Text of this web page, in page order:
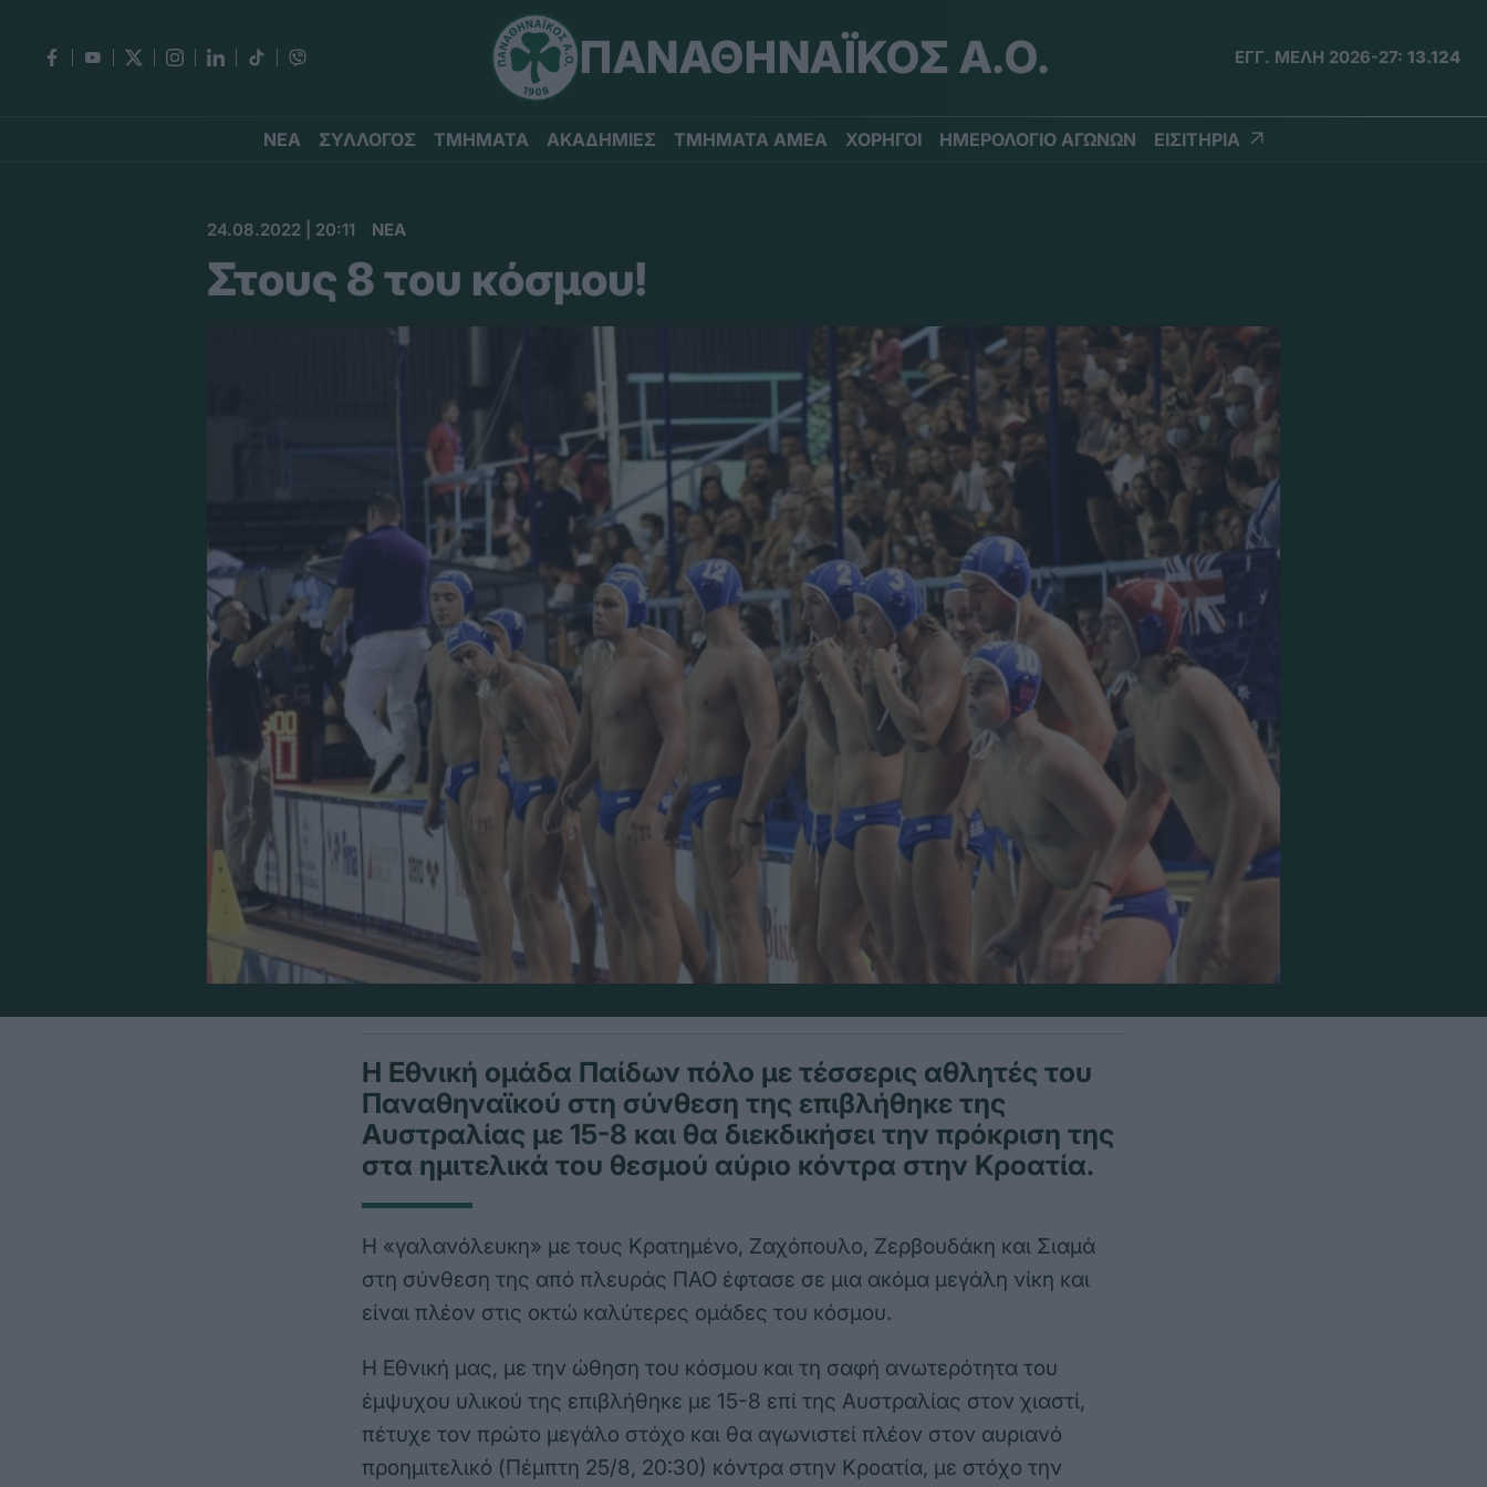
ΠΑΝΑΘΗΝΑΪΚΟΣ Α.Ο. ΕΓΓ. ΜΕΛΗ 2026-27: 13.124
ΝΕΑ ΣΥΛΛΟΓΟΣ ΤΜΗΜΑΤΑ ΑΚΑΔΗΜΙΕΣ ΤΜΗΜΑΤΑ ΑΜΕΑ ΧΟΡΗΓΟΙ ΗΜΕΡΟΛΟΓΙΟ ΑΓΩΝΩΝ ΕΙΣΙΤΗΡΙΑ
24.08.2022 | 20:11 ΝΕΑ
Στους 8 του κόσμου!
Η Εθνική ομάδα Παίδων πόλο με τέσσερις αθλητές του
Παναθηναϊκού στη σύνθεση της επιβλήθηκε της
Αυστραλίας με 15-8 και θα διεκδικήσει την πρόκριση της
στα ημιτελικά του θεσμού αύριο κόντρα στην Κροατία.
Η «γαλανόλευκη» με τους Κρατημένο, Ζαχόπουλο, Ζερβουδάκη και Σιαμά
στη σύνθεση της από πλευράς ΠΑΟ έφτασε σε μια ακόμα μεγάλη νίκη και
είναι πλέον στις οκτώ καλύτερες ομάδες του κόσμου.
Η Εθνική μας, με την ώθηση του κόσμου και τη σαφή ανωτερότητα του
έμψυχου υλικού της επιβλήθηκε με 15-8 επί της Αυστραλίας στον χιαστί,
πέτυχε τον πρώτο μεγάλο στόχο και θα αγωνιστεί πλέον στον αυριανό
προημιτελικό (Πέμπτη 25/8, 20:30) κόντρα στην Κροατία, με στόχο την